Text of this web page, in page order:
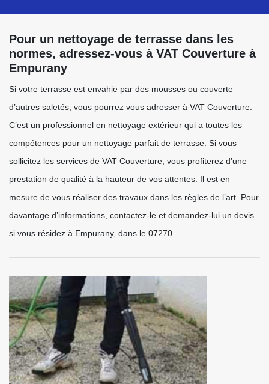
Pour un nettoyage de terrasse dans les
normes, adressez-vous à VAT Couverture à
Empurany
Si votre terrasse est envahie par des mousses ou couverte
d’autres saletés, vous pourrez vous adresser à VAT Couverture.
C’est un professionnel en nettoyage extérieur qui a toutes les
compétences pour un nettoyage parfait de terrasse. Si vous
sollicitez les services de VAT Couverture, vous profiterez d’une
prestation de qualité à la hauteur de vos attentes. Il est en
mesure de vous réaliser des travaux dans les règles de l’art. Pour
davantage d’informations, contactez-le et demandez-lui un devis
si vous résidez à Empurany, dans le 07270.